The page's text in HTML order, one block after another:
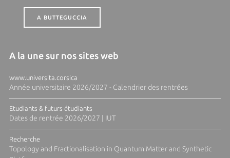
A BUTTEGUCCIA
A la une sur nos sites web
www.universita.corsica
Année universitaire 2026/2027 - Calendrier des rentrées
Etudiants & futurs étudiants
Dates de rentrée 2026/2027 | IUT
Recherche
Topology and Fractionalisation in Quantum Matter and Synthetic